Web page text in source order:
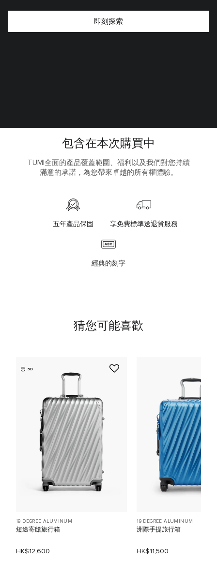
即刻探索
包含在本次購買中
TUMI全面的產品覆蓋範圍、福利以及我們對您持續
滿意的承諾，為您帶來卓越的所有權體驗。
五年產品保固 享免費標準送退貨服務
經典的刻字
猜您可能喜歡
3D
19 DEGREE ALUMINUM
短途寄艙旅行箱
HK$12,600
19 DEGREE ALUMINUM
洲際手提旅行箱
HK$11,500